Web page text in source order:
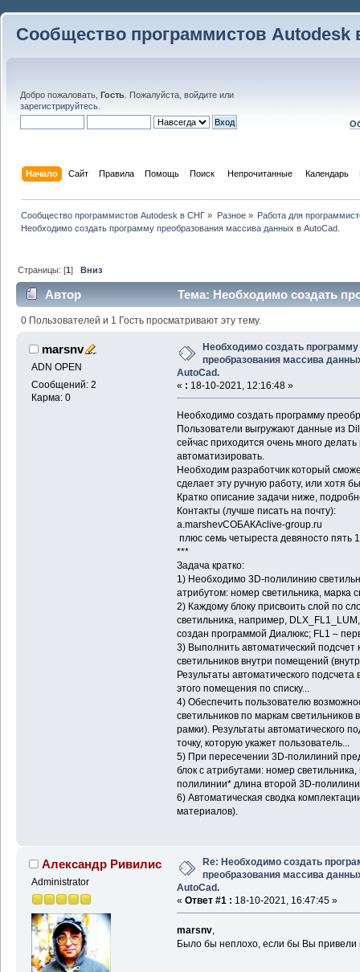
Сообщество программистов Autodesk
Добро пожаловать, Гость . Пожалуйста, войдите или
зарегистрируйтесь
Начало Сайт Правила Помощь Поиск Непрочитанные Календарь
Сообщество программистов Autodesk в СНГ » Разное» Работа для
Необходимо создать программу преобразования массива данных в AutoCad.
Страницы: [1]Вниз
Автор
Тема: Необходимо создать
данных в AutoCad. (Прочитано 25339 раз)
0 Пользователей и 1 Гость просматривают эту тему.
marsnv
ADN OPEN
Сообщений: 2
Карма: 0
Необходимо создать программу
преобразования массива
AutoCad.
« : 18-10-2021, 12:16:48 »
Необходимо создать программу
Пользователи выгружают данные из
сейчас приходится очень много
автоматизировать.
Необходим разработчик который
сделает эту ручную работу, или хотя
Кратко описание задачи ниже,
Контакты (лучше писать на почту):
a.marshevСОБАКАclive-group.ru
плюс семь четыреста девяносто пять
***
Задача кратко:
1) Необходимо 3D-полилинию
атрибутом: номер светильника, марка
2) Каждому блоку присвоить слой по
светильника, например,
создан программой Диалюкс; FL1 –
3) Выполнить автоматический подсчет
светильников внутри помещений
Результаты автоматического
этого помещения по списку...
4) Обеспечить пользователю
светильников по маркам
рамки). Результаты автоматического
точку, которую укажет пользователь...
5) При пересечении 3D-полилиний
блок с атрибутами: номер
полилинии* длина второй 3D-
6) Автоматическая сводка
материалов).
Александр Ривилис
Administrator
Re: Необходимо создать
преобразования массива
AutoCad.
« Ответ #1 : 18-10-2021, 16:47:45 »
marsnv,
Было бы неплохо, если бы Вы привели